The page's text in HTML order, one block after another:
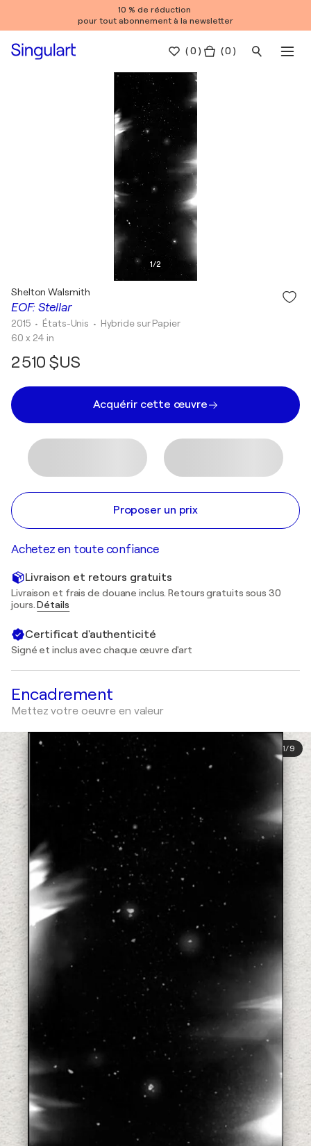
10 % de réduction
pour tout abonnement à la newsletter
(0 ) ( 0 )
1/2
EOF: Stellar
Shelton Walsmith
2015 • États-Unis • Hybride sur Papier
60 x 24 in
2 510 $US
Acquérir cette œuvre
Proposer un prix
Achetez en toute confiance
Livraison et retours gratuits
Livraison et frais de douane inclus. Retours gratuits sous 30
jours.Détails
Certificat d'authenticité
Signé et inclus avec chaque œuvre d'art
Encadrement
Mettez votre oeuvre en valeur
1/9